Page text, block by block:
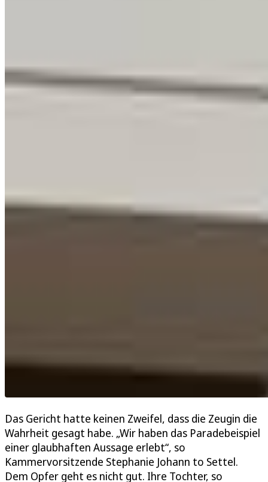
Das Gericht hatte keinen Zweifel, dass die Zeugin die
Wahrheit gesagt habe. „Wir haben das Paradebeispiel
einer glaubhaften Aussage erlebt“, so
Kammervorsitzende Stephanie Johann to Settel.
Dem Opfer geht es nicht gut. Ihre Tochter, so